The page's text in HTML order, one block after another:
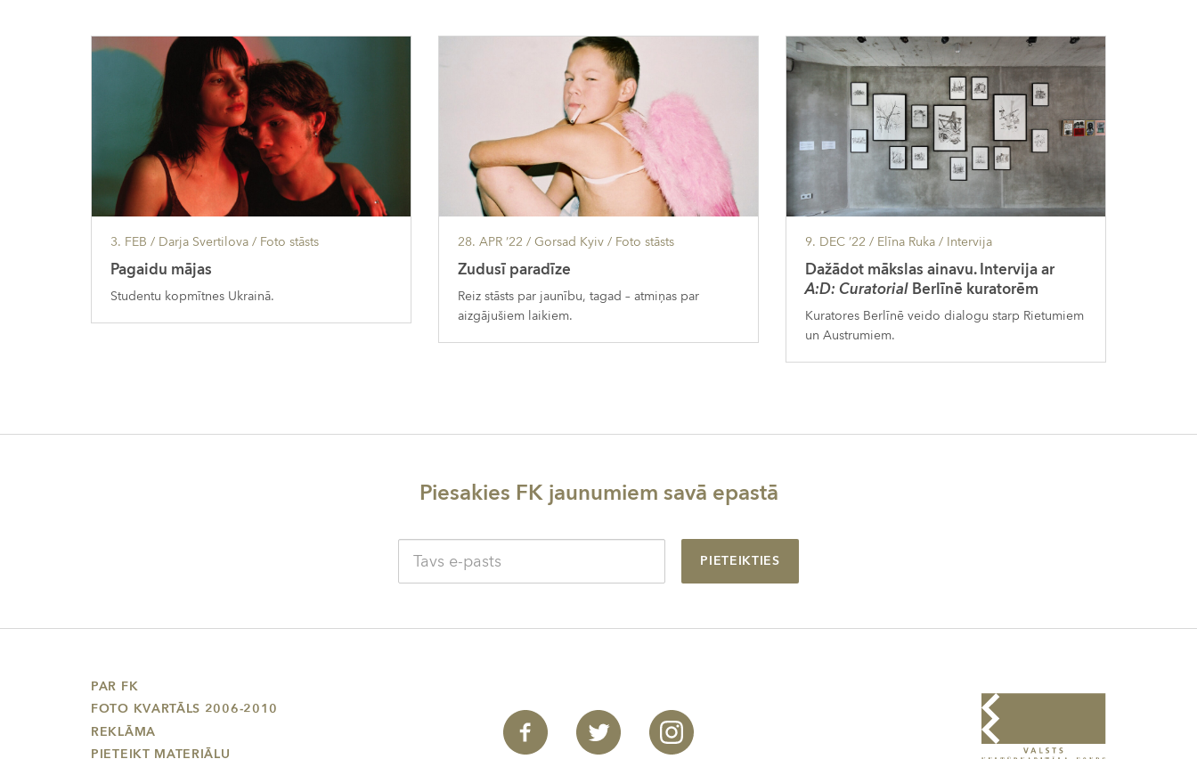
3. FEB / Darja Svertilova / Foto stāsts
Pagaidu mājas
Studentu kopmītnes Ukrainā.
28. APR ’22 / Gorsad Kyiv / Foto stāsts
Zudusī paradīze
Reiz stāsts par jaunību, tagad – atmiņas par
aizgājušiem laikiem.
9. DEC ’22 / Elīna Ruka / Intervija
Dažādot mākslas ainavu. Intervija ar
A:D: CuratorialBerlīnē kuratorēm
Kuratores Berlīnē veido dialogu starp Rietumiem
un Austrumiem.
Piesakies FK jaunumiem savā epastā
PIETEIKTIES
PAR FK
FOTO KVARTĀLS 2006-2010
REKLĀMA
PIETEIKT MATERIĀLU